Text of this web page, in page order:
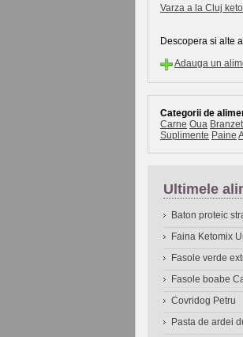
Varza a la Cluj keto
Descopera si alte
Adauga un
Categorii de
Carne Oua
Suplimente Paine
Ultimele
Baton proteic
Faina Ketomix
Fasole verde
Fasole boabe
Covridog Petru
Pasta de ardei